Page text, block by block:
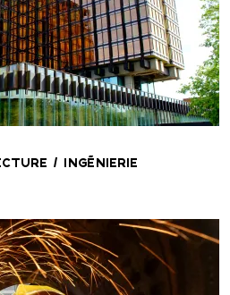
/ INGÉNIERIE